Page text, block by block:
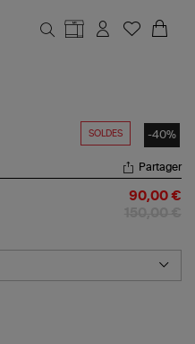
SOLDES -40%
Partager
90,00 €